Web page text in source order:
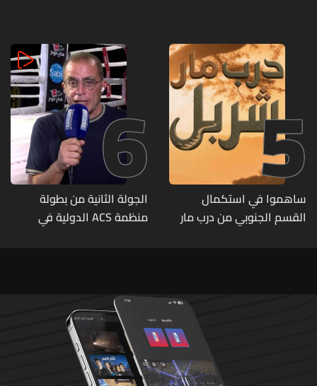
5
ساهموا في استكمال
القسم الجنوبي من درب مار
6
الجولة الثانية من بطولة
منظمة ACS الدولية في